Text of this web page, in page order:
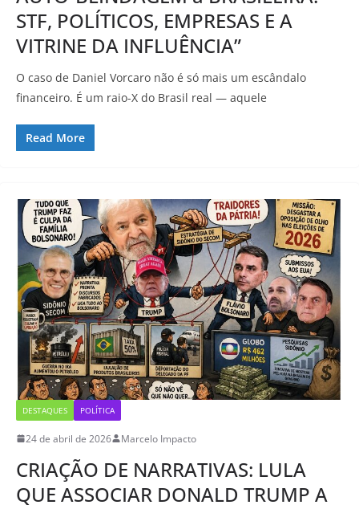
STF, POLÍTICOS, EMPRESAS E A
VITRINE DA INFLUÊNCIA”
O caso de Daniel Vorcaro não é só mais um escândalo
financeiro. É um raio-X do Brasil real — aquele
Read More
DESTAQUES POLÍTICA
24 de abril de 2026 Marcelo Impacto
CRIAÇÃO DE NARRATIVAS: LULA
QUE ASSOCIAR DONALD TRUMP A